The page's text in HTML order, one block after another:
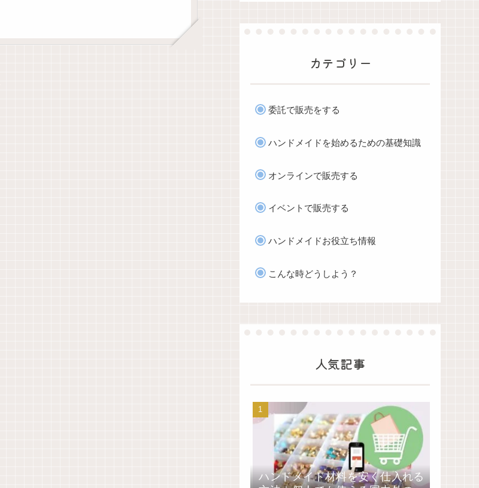
カテゴリー
委託で販売をする
ハンドメイドを始めるための基礎知識
オンラインで販売する
イベントで販売する
ハンドメイドお役立ち情報
こんな時どうしよう？
人気記事
ハンドメイド材料を安く仕入れる